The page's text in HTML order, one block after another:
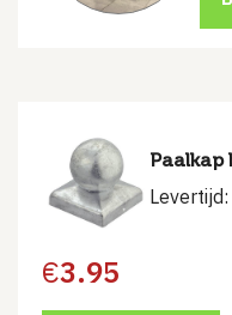
Paalkap
Levertijd:
€3.95